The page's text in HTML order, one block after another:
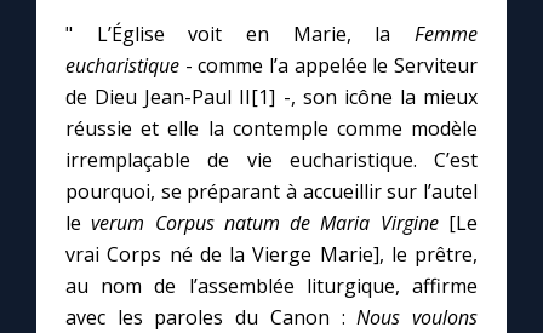
" L’Église voit en Marie, la Femme
eucharistique - comme l’a appelée le Serviteur
de Dieu Jean-Paul II[1] -, son icône la mieux
réussie et elle la contemple comme modèle
irremplaçable de vie eucharistique. C’est
pourquoi, se préparant à accueillir sur l’autel
leverum Corpus natum de Maria Virgine[Le
vrai Corps né de la Vierge Marie], le prêtre,
au nom de l’assemblée liturgique, affirme
avec les paroles du Canon :Nous voulons